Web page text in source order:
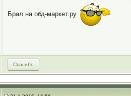
Брал на обд-маркет.ру
Спасибо